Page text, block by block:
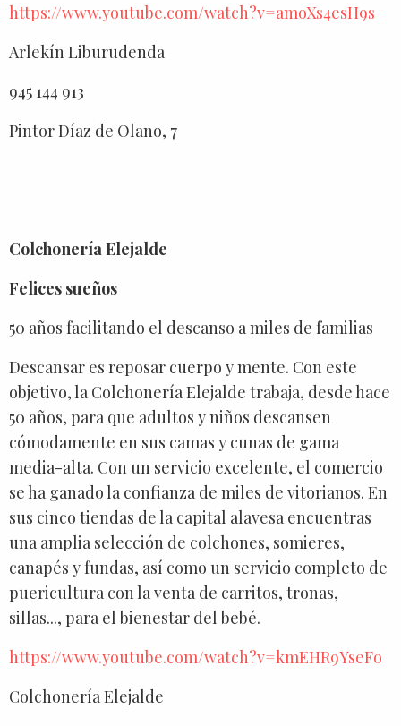
https://www.youtube.com/watch?v=amoXs4esH9s
Arlekín Liburudenda
945 144 913
Pintor Díaz de Olano, 7
Colchonería Elejalde
Felices sueños
50 años facilitando el descanso a miles de familias
Descansar es reposar cuerpo y mente. Con este
objetivo, la Colchonería Elejalde trabaja, desde hace
50 años, para que adultos y niños descansen
cómodamente en sus camas y cunas de gama
media-alta. Con un servicio excelente, el comercio
se ha ganado la confianza de miles de vitorianos. En
sus cinco tiendas de la capital alavesa encuentras
una amplia selección de colchones, somieres,
canapés y fundas, así como un servicio completo de
puericultura con la venta de carritos, tronas,
sillas..., para el bienestar del bebé.
https://www.youtube.com/watch?v=kmEHR9YseFo
Colchonería Elejalde